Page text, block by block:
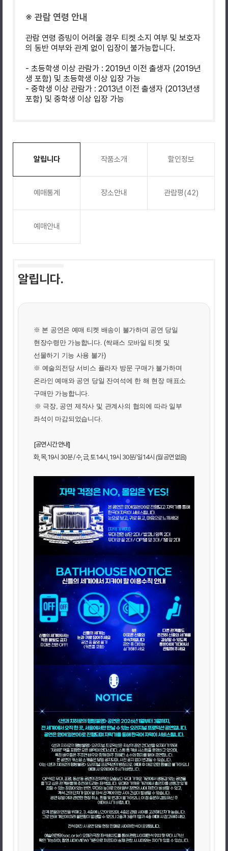
※ 관람 연령 안내
관람 연령 증빙이 어려울 경우 티켓 소지 여부 및 보호자
의 동반 여부와 관계 없이 입장이 불가능합니다.
- 초등학생 이상 관람가 : 2019년 이전 출생자 (2019년
생 포함) 및 초등학생 이상 입장 가능
- 중학생 이상 관람가 : 2013년 이전 출생자 (2013년생
포함) 및 중학생 이상 입장 가능
알립니다 작품소개 할인정보
예매통계 장소안내 관람평(42)
예매안내
알립니다.
※ 본 공연은 예매 티켓 배송이 불가하며 공연 당일
현장수령만 가능합니다. (싹패스 모바일 티켓 및
선물하기 기능 사용 불가)
※ 예술의전당 서비스 플라자 방문 구매가 불가하며
온라인 예매와 공연 당일 잔여석에 한 해 현장 매표소
구매만 가능합니다.
※ 극장, 공연 제작사 및 관계사의 협의에 따라 일부
좌석이 마감되었습니다.
[공연 시간 안내]
화, 목, 19시 30분 / 수, 금, 토 14시, 19시 30분/ 일 14시 (월 공연 없음)